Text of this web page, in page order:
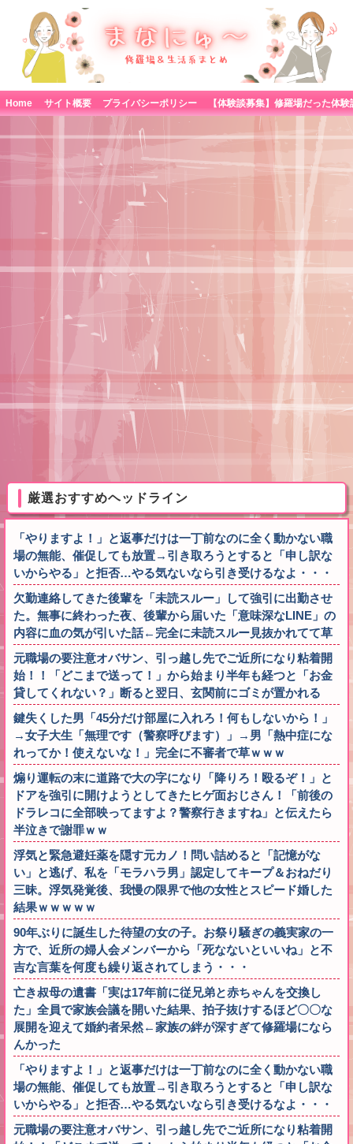
Home サイト概要 プライバシーポリシー
厳選おすすめヘッドライン
「やりますよ！」と返事だけは一丁前なのに全く動かない職
場の無能、催促しても放置→引き取ろうとすると「申し訳な
いからやる」と拒否…やる気ないなら引き受けるなよ・・・
欠勤連絡してきた後輩を「未読スルー」して強引に出勤させ
た。無事に終わった夜、後輩から届いた「意味深なLINE」の
内容に血の気が引いた話←完全に未読スルー見抜かれてて草
元職場の要注意オバサン、引っ越し先でご近所になり粘着開
始！！「どこまで送って！」から始まり半年も経つと「お金
貸してくれない？」断ると翌日、玄関前にゴミが置かれる
鍵失くした男「45分だけ部屋に入れろ！何もしないから！」
→女子大生「無理です（警察呼びます）」→男「熱中症にな
れってか！使えないな！」完全に不審者で草ｗｗｗ
煽り運転の末に道路で大の字になり「降りろ！殴るぞ！」と
ドアを強引に開けようとしてきたヒゲ面おじさん！「前後の
ドラレコに全部映ってますよ？警察行きますね」と伝えたら
半泣きで謝罪ｗｗ
浮気と緊急避妊薬を隠す元カノ！問い詰めると「記憶がな
い」と逃げ、私を「モラハラ男」認定してキープ＆おねだり
三昧。浮気発覚後、我慢の限界で他の女性とスピード婚した
結果ｗｗｗｗｗ
90年ぶりに誕生した待望の女の子。お祭り騒ぎの義実家の一
方で、近所の婦人会メンバーから「死なないといいね」と不
吉な言葉を何度も繰り返されてしまう・・・
亡き叔母の遺書「実は17年前に従兄弟と赤ちゃんを交換し
た」全員で家族会議を開いた結果、拍子抜けするほど〇〇な
展開を迎えて婚約者呆然←家族の絆が深すぎて修羅場になら
んかった
「やりますよ！」と返事だけは一丁前なのに全く動かない職
場の無能、催促しても放置→引き取ろうとすると「申し訳な
いからやる」と拒否…やる気ないなら引き受けるなよ・・・
元職場の要注意オバサン、引っ越し先でご近所になり粘着開